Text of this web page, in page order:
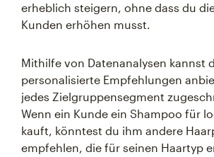
erheblich steigern, ohne dass du
Kunden erhöhen musst.
Mithilfe von Datenanalysen kannst
personalisierte Empfehlungen
jedes Zielgruppensegment
Wenn ein Kunde ein Shampoo für
kauft, könntest du ihm andere
empfehlen, die für seinen Haartyp